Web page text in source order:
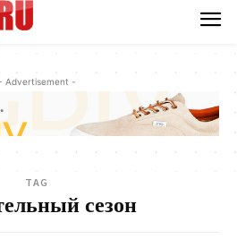
Advertisement -
TAG
сезон